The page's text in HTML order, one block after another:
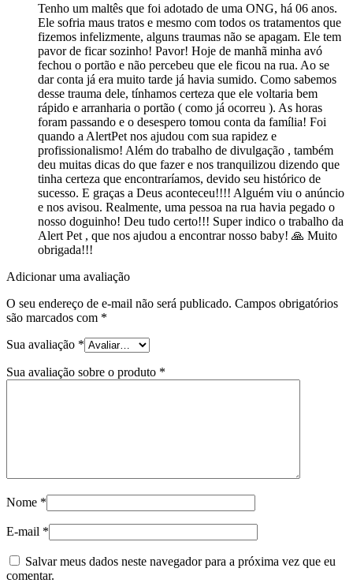
Tenho um maltês que foi adotado de uma ONG, há 06 anos.
Ele sofria maus tratos e mesmo com todos os tratamentos que
fizemos infelizmente, alguns traumas não se apagam. Ele tem
pavor de ficar sozinho! Pavor! Hoje de manhã minha avó
fechou o portão e não percebeu que ele ficou na rua. Ao se
dar conta já era muito tarde já havia sumido. Como sabemos
desse trauma dele, tínhamos certeza que ele voltaria bem
rápido e arranharia o portão ( como já ocorreu ). As horas
foram passando e o desespero tomou conta da família! Foi
quando a AlertPet nos ajudou com sua rapidez e
profissionalismo! Além do trabalho de divulgação , também
deu muitas dicas do que fazer e nos tranquilizou dizendo que
tinha certeza que encontraríamos, devido seu histórico de
sucesso. E graças a Deus aconteceu!!!! Alguém viu o anúncio
e nos avisou. Realmente, uma pessoa na rua havia pegado o
nosso doguinho! Deu tudo certo!!! Super indico o trabalho da
Alert Pet , que nos ajudou a encontrar nosso baby! 🙏 Muito
obrigada!!!
Adicionar uma avaliação
O seu endereço de e-mail não será publicado. Campos obrigatórios
são marcados com *
Sua avaliação *
Sua avaliação sobre o produto *
Nome *
E-mail *
Salvar meus dados neste navegador para a próxima vez que eu
comentar.